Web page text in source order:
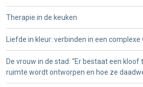
Therapie in de keuken
Liefde in kleur: verbinden in een
De vrouw in de stad: “Er bestaat een
ruimte wordt ontworpen en hoe ze